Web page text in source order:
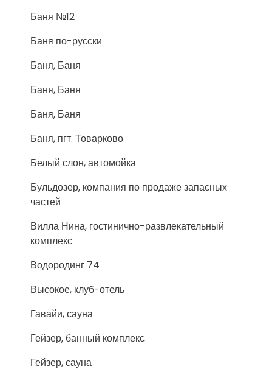
Баня №12
Баня по-русски
Баня, Баня
Баня, Баня
Баня, Баня
Баня, пгт. Товарково
Белый слон, автомойка
Бульдозер, компания по продаже запасных
частей
Вилла Нина, гостинично-развлекательный
комплекс
Водородинг 74
Высокое, клуб-отель
Гавайи, сауна
Гейзер, банный комплекс
Гейзер, сауна